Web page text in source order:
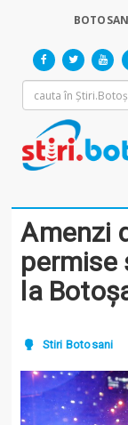
Amenzi
la
Stiri Botosani